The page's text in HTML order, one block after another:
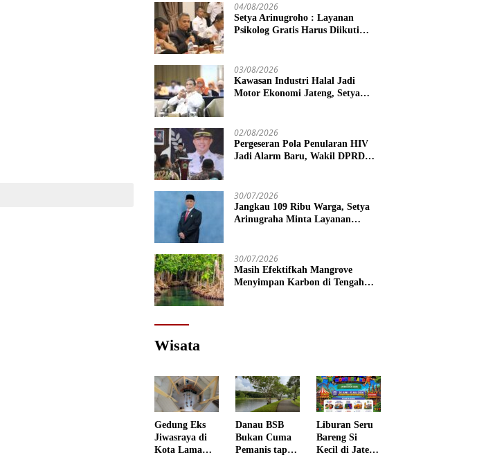
04/08/2026
Setya Arinugroho : Layanan
Psikolog Gratis Harus Diikuti
03/08/2026
Kawasan Industri Halal Jadi
Motor Ekonomi Jateng, Setya
02/08/2026
Pergeseran Pola Penularan HIV
Jadi Alarm Baru, Wakil DPRD
30/07/2026
Jangkau 109 Ribu Warga, Setya
Arinugraha Minta Layanan
30/07/2026
Masih Efektifkah Mangrove
Menyimpan Karbon di Tengah
Wisata
Gedung Eks
Jiwasraya di
Kota Lama
Danau BSB
Bukan Cuma
Pemanis tapi
Liburan Seru
Bareng Si
Kecil di Jateng